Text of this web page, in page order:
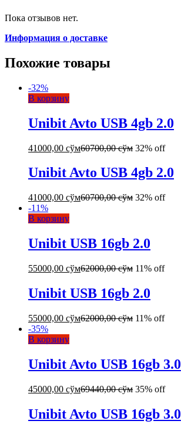
Пока отзывов нет.
Информация о доставке
Похожие товары
-32%
В корзину
Unibit Avto USB 4gb 2.0
41000,00 сўм60700,00сўм 32% off
Unibit Avto USB 4gb 2.0
41000,00 сўм60700,00сўм 32% off
-11%
В корзину
Unibit USB 16gb 2.0
55000,00 сўм62000,00сўм 11% off
Unibit USB 16gb 2.0
55000,00 сўм62000,00сўм 11% off
-35%
В корзину
Unibit Avto USB 16gb 3.0
45000,00 сўм69440,00сўм 35% off
Unibit Avto USB 16gb 3.0